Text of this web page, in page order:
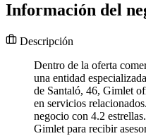
Información del
Descripción
Dentro de la oferta
una entidad
de Santaló, 46, Gimlet
en servicios
negocio con 4.2
Gimlet para recibir